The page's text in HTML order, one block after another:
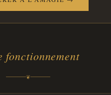
fonctionnement
❦